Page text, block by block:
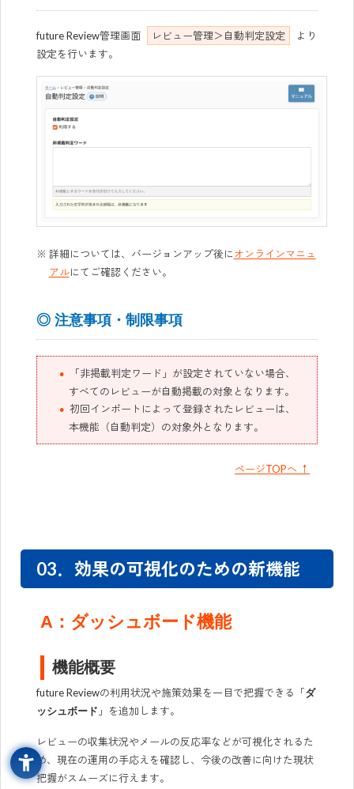
future Review管理画面 レビュー管理＞自動判定設定
より
設定を行います。
詳細については、バージョンアップ後にオンラインマニュ
アルにてご確認ください。
◎ 注意事項・制限事項
「非掲載判定ワード」が設定されていない場合、
すべてのレビューが自動掲載の対象となります。
初回インポートによって登録されたレビューは、
本機能（自動判定）の対象外となります。
ページTOPへ ↑
03．効果の可視化のための新機能
A：ダッシュボード機能
機能概要
future Reviewの利用状況や施策効果を一目で把握できる「ダ
ッシュボード 」を追加します。
レビューの収集状況やメールの反応率などが可視化されるた
め、現在の運用の手応えを確認し、今後の改善に向けた現状
把握がスムーズに行えます。